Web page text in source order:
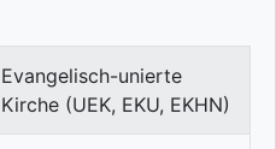
Evangelisch-unierte
Kirche (UEK, EKU, EKHN)